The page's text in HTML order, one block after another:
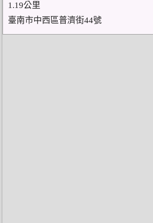
1.19公里
臺南市中西區普濟街44號